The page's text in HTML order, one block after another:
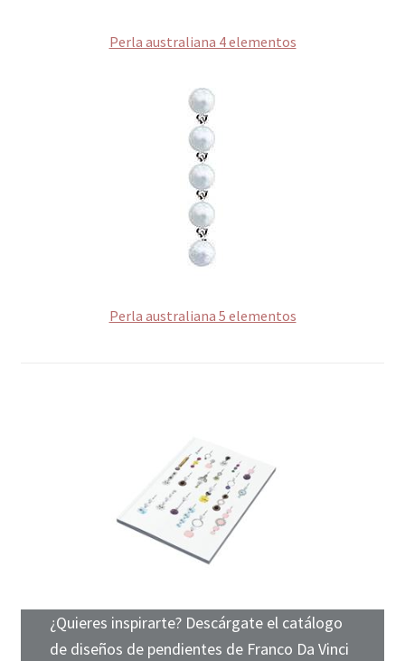
Perla australiana 4 elementos
Perla australiana 5 elementos
¿Quieres inspirarte? Descárgate el catálogo
de diseños de pendientes de Franco Da Vinci